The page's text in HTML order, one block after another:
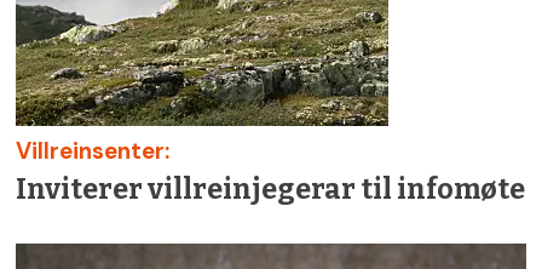
Villreinsenter:
Inviterer villreinjegerar til infomøte